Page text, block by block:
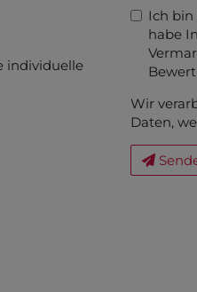
individuelle
Ich bin
habe
Wir
Daten,